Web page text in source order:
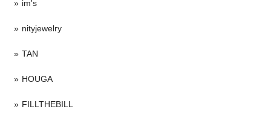
im's
nityjewelry
TAN
HOUGA
FILLTHEBILL